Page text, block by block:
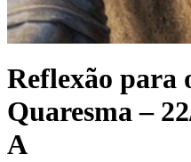
Reflexão para
Quaresma –
A